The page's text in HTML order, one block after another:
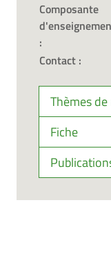
Composante
:
Contact :
Thèmes
Fiche